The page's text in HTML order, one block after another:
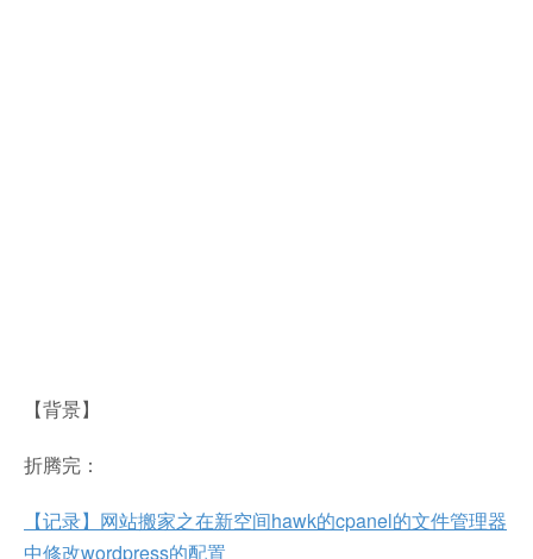
【背景】
折腾完：
【记录】网站搬家之在新空间hawk的cpanel的文件管理器
中修改wordpress的配置